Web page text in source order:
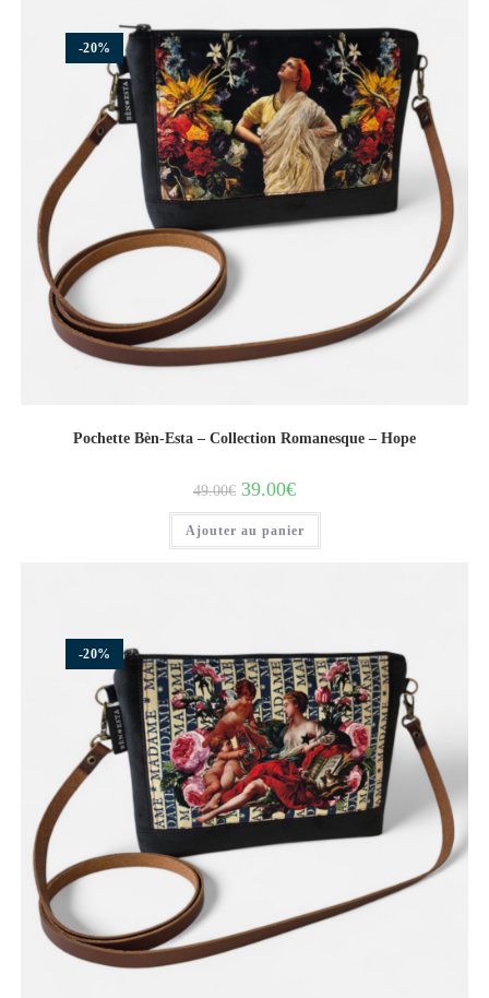
-20%
Pochette Bèn-Esta – Collection Romanesque – Hope
49.00€ 39.00€
Ajouter au panier
-20%